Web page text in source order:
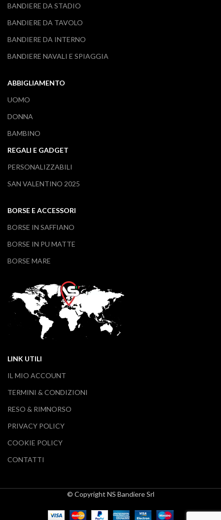
BANDIERE DA STADIO
BANDIERE DA TAVOLO
BANDIERE DA INTERNO
BANDIERE NAVALI E SPIAGGIA
ABBIGLIAMENTO
UOMO
DONNA
BAMBINO
REGALI E GADGET
PERSONALIZZABILI
SAN VALENTINO 2025
BORSE E ACCESSORI
BORSE IN SAFFIANO
BORSE IN PU MATTE
BORSE MARE
LINK UTILI
IL MIO ACCOUNT
TERMINI & CONDIZIONI
RESO & RIMNORSO
PRIVACY POLICY
COOKIE POLICY
CONTATTI
© Copyright NS Bandiere Srl